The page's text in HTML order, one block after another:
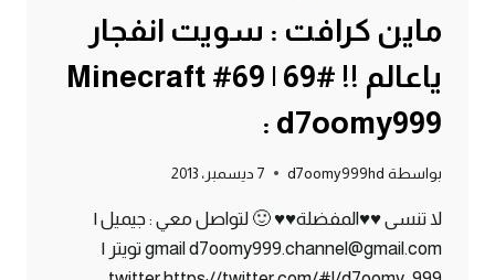
ماين كرافت : سويت انفجار
ياعالم !! #69 | 69# Minecraft
: d7oomy999
بواسطة d7oomy999hd 7 ديسمبر، 2013
لا تنسى ♥♥المفضلة♥♥ 🙂 لتواصل معي : جيميل |
gmail d7oomy999.channel@gmail.com تويتر |